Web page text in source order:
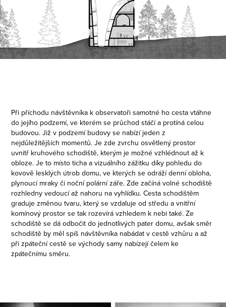
Při příchodu návštěvníka k observatoři samotné ho cesta vtáhne
do jejího podzemí, ve kterém se průchod stáčí a protíná celou
budovou. Již v podzemí budovy se nabízí jeden z
nejdůležitějších momentů. Je zde zvrchu osvětlený prostor
uvnitř kruhového schodiště, kterým je možné vzhlédnout až k
obloze. Je to místo ticha a vizuálního zážitku díky pohledu do
kovově lesklých útrob domu, ve kterých se odráží denní obloha,
plynoucí mraky či noční polární záře. Zde začíná volné schodiště
rozhledny vedoucí až nahoru na vyhlídku. Cesta schodištěm
graduje změnou tvaru, který se vzdaluje od středu a vnitřní
komínový prostor se tak rozevírá vzhledem k nebi také. Ze
schodiště se dá odbočit do jednotlivých pater domu, avšak směr
schodiště by měl spíš návštěvníka nabádat v cestě vzhůru a až
při zpáteční cestě se východy samy nabízejí čelem ke
zpátečnímu směru.